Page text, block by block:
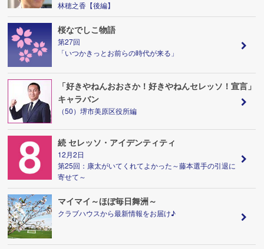
林穂之香【後編】
桜なでしこ物語
第27回
「いつかきっとお前らの時代が来る」
「好きやねんおおさか！好きやねんセレッソ！宣言」
キャラバン
（50）堺市美原区役所編
続 セレッソ・アイデンティティ
12月2日
第25回：康太がいてくれてよかった～藤本選手の引退に
寄せて～
マイマイ～ほぼ毎日舞洲～
クラブハウスから最新情報をお届け♪